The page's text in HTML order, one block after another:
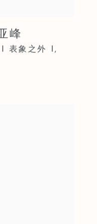
峰
表象之外 I,